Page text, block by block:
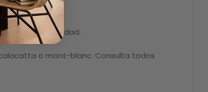
114kg
y de alta calidad.
o mont-blanc. Consulta todos